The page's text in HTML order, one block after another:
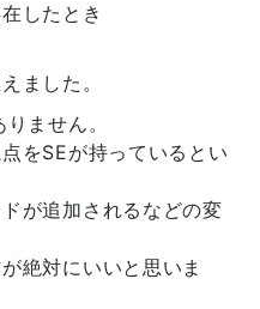
したとき
ました。
ません。
をSEが持っているとい
が追加されるなどの変
絶対にいいと思いま